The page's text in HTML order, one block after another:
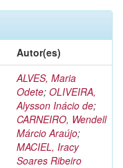
Autor(es)
ALVES, Maria
Odete; OLIVEIRA,
Alysson Inácio de;
CARNEIRO, Wendell
Márcio Araújo;
MACIEL, Iracy
Soares Ribeiro